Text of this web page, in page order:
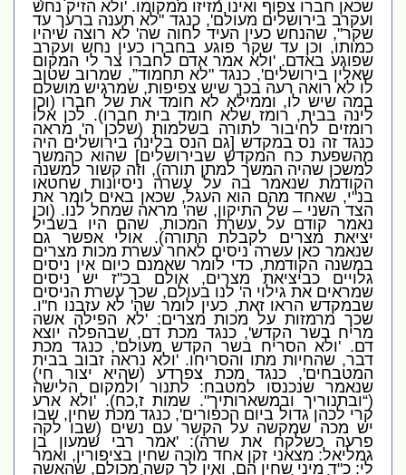
שכאן חברו צפוף ואינו מזיזו ממקומו. 'ולא הזיק נחש
ועקרב בירושלים מעולם',כנגד"לא תענה ברעך עד
שקר",שהנחש כעין העיד לחוה שה'לא רוצה שיהיו
כמותו,וכן עד שקר פוגע בחברו כעין נחש ועקרב
שפוגע באדם. 'ולא אמר אדם לחברו צר לי המקום
שאלין בירושלים',כנגד"לא תחמוד”,שמרוב שטוב
לו לא רואה רעה בכך שיש צפיפות,שמרגיש מושלם
במה שיש לו ,וממילא לא חומד את של חברו(וכן
לינה בבית,רומז שלא חומד בית חברו).לכן אלו
רומזים לחיבור לתורה בשלמות( שלכן ה 'מראה
כנגד זה נס במקדש[גם הנס בלינה בירושלים היה
מהשפעת כח המקדש שבירושלים]שהוא כהמשך
למשכן שהיה המשך למתן תורה),וזה קשור למשנה
הקודמת שנאמר בה על עשרה ניסיונות שחטאו
בנ"י,שאחד מהם הוא העגל,שכאן באים לומר את
הצד השני – של התיקון,שה'מראה שמחל לנו. (וכן
נאמר קודם על עשרת המכות,שהם היו בשביל
יציאת מצרים לקבלת התורה).אולי אפשר גם
שנאמר כאן עשרה ניסים לאחר עשרת מכות מצרים
במשנה הקודמת,כדי לומר שאמנם כיום אין ניסים
גלויים כביציאת מצרים, אולם בכ"ז יש ניסים
שמראים את גילוי ה 'לנו בעולם,שכך עשרת הניסים
שבמקדש הראו זאת,כעין לומר שה'לא עזבנו ח "ו.
שכך מרמזות על מכות מצרים: 'לא הפילה אשה
מריח בשר הקדש',כנגד מכת דם,שבהפלה יוצא
דם. 'ולא הסריח בשר הקדש מעולם',כנגד מכת
דבר,שהחיות מתו והסריחו. 'ולא נראה זבוב בבית
המטבחים',כנגד מכת צפרדע( שהיא יצור חי)
שנאמר שנכנסו למטבח:לתנור ולמקום הלישה
ובתנוריך ובמשארותיך".שמות ז כח). 'ולא ארע
קרי לכהן גדול ביום הכפורים',כנגד מכת שחין,שבו
יש מכה שמקשה על הקשר עם נשים( שבו לקה
פרעה כשלקח את שרה): ' אמר רבי שמעון בן
גמליאל:מצאני זקן אחד מוכה שחין בציפורין,ואמר
:כ "ד מיני שחין הם,ואין לך קשה מכולם,שהאשה